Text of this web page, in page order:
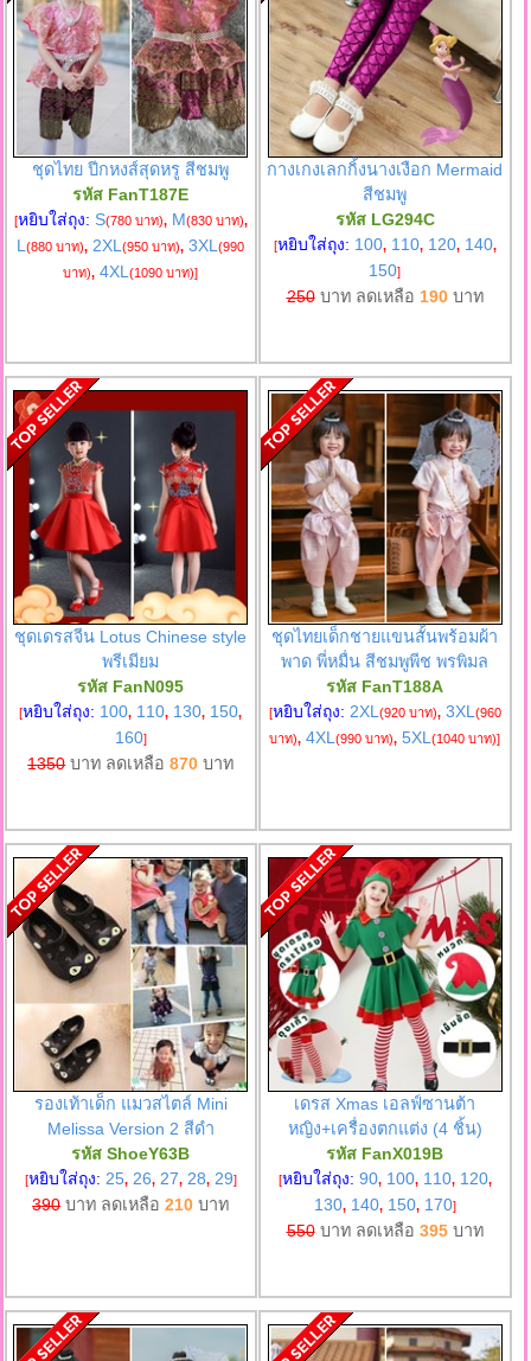
ชุดไทย ปีกหงส์สุดหรู สีชมพู
รหัส FanT187E
[หยิบใส่ถุง: S(780 บาท), M(830 บาท),
L(880 บาท), 2XL(950 บาท), 3XL(990
บาท), 4XL(1090 บาท)]
กางเกงเลกกิ้งนางเงือก Mermaid
สีชมพู
รหัส LG294C
[หยิบใส่ถุง: 100, 110, 120, 140,
150]
250บาท ลดเหลือ 190บาท
ชุดเดรสจีน Lotus Chinese style
พรีเมียม
รหัส FanN095
[หยิบใส่ถุง: 100, 110, 130, 150,
160]
1350บาท ลดเหลือ870 บาท
ชุดไทยเด็กชายแขนสั้นพร้อมผ้า
พาด พี่หมื่น สีชมพูพีช พรพิมล
รหัส FanT188A
[หยิบใส่ถุง: 2XL (920 บาท), 3XL (960
บาท), 4XL(990 บาท), 5XL(1040 บาท)]
รองเท้าเด็ก แมวสไตล์ Mini
Melissa Version 2 สีดำ
รหัส ShoeY63B
[หยิบใส่ถุง: 25, 26, 27, 28, 29]
390บาท ลดเหลือ210 บาท
เดรส Xmas เอลฟ์ซานต้า
หญิง+เครื่องตกแต่ง (4 ชิ้น)
รหัส FanX019B
[หยิบใส่ถุง: 90, 100, 110, 120,
130, 140, 150, 170]
550บาท ลดเหลือ 395บาท